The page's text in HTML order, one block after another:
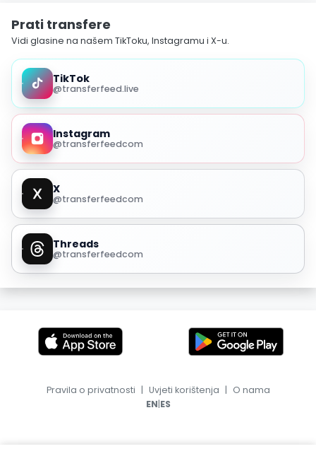
Prati transfere
Vidi glasine na našem TikToku, Instagramu i X-u.
TikTok
@transferfeed.live
Instagram
@transferfeedcom
X
@transferfeedcom
Threads
@transferfeedcom
Pravila o privatnosti | Uvjeti korištenja | O nama
EN|ES